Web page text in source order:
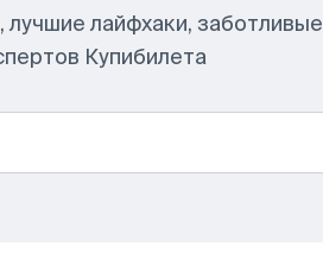
лайфхаки, заботливые
Купибилета